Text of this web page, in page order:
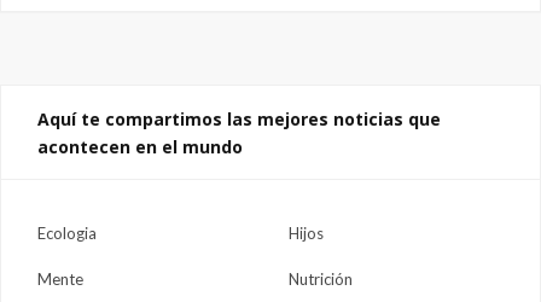
Aquí te compartimos las mejores noticias que
acontecen en el mundo
Ecologia Hijos
Mente Nutrición